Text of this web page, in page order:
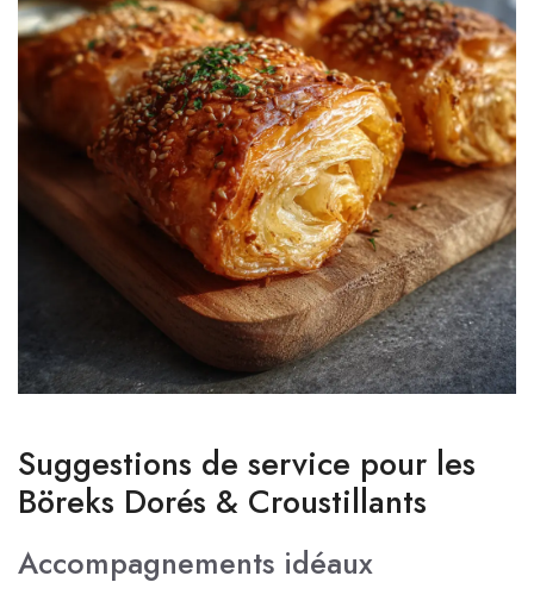
Suggestions de service pour les
Böreks Dorés & Croustillants
Accompagnements idéaux